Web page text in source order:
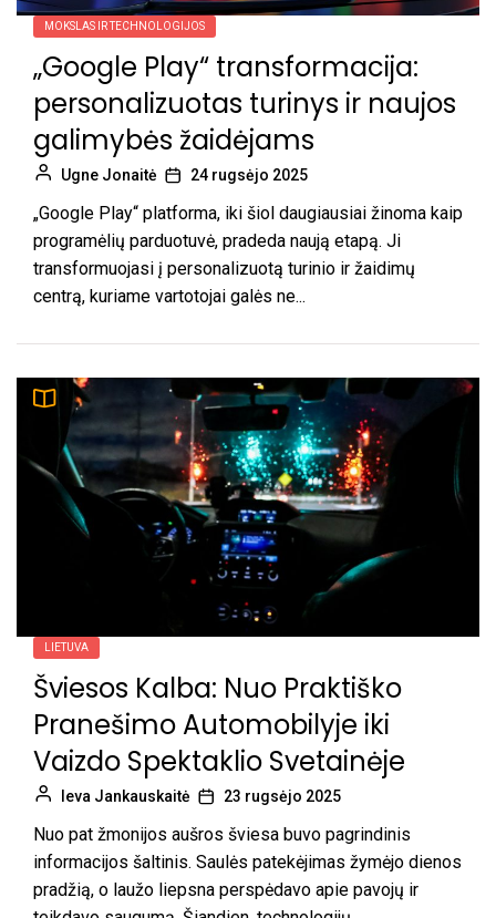
MOKSLAS IR TECHNOLOGIJOS
„Google Play“ transformacija:
personalizuotas turinys ir naujos
galimybės žaidėjams
Ugne Jonaitė 24 rugsėjo 2025
„Google Play“ platforma, iki šiol daugiausiai žinoma kaip
programėlių parduotuvė, pradeda naują etapą. Ji
transformuojasi į personalizuotą turinio ir žaidimų
centrą, kuriame vartotojai galės ne...
LIETUVA
Šviesos Kalba: Nuo Praktiško
Pranešimo Automobilyje iki
Vaizdo Spektaklio Svetainėje
Ieva Jankauskaitė 23 rugsėjo 2025
Nuo pat žmonijos aušros šviesa buvo pagrindinis
informacijos šaltinis. Saulės patekėjimas žymėjo dienos
pradžią, o laužo liepsna perspėdavo apie pavojų ir